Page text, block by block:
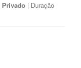
Privado | Duração